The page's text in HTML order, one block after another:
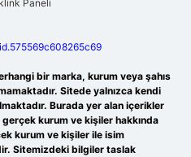
bir marka, kurum veya şahıs
Sitede yalnızca kendi
Burada yer alan içerikler
kurum ve kişiler hakkında
kurum ve kişiler ile isim
Sitemizdeki bilgiler taslak